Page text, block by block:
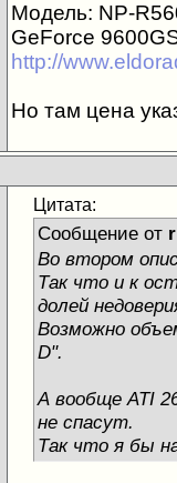
Модель: NP-
GeForce
http://
Но там цена
Цитата:
Сообщение от
Во втором
Так что и к
долей
Возможно
D".
А вообще ATI
не спасут.
Так что я бы